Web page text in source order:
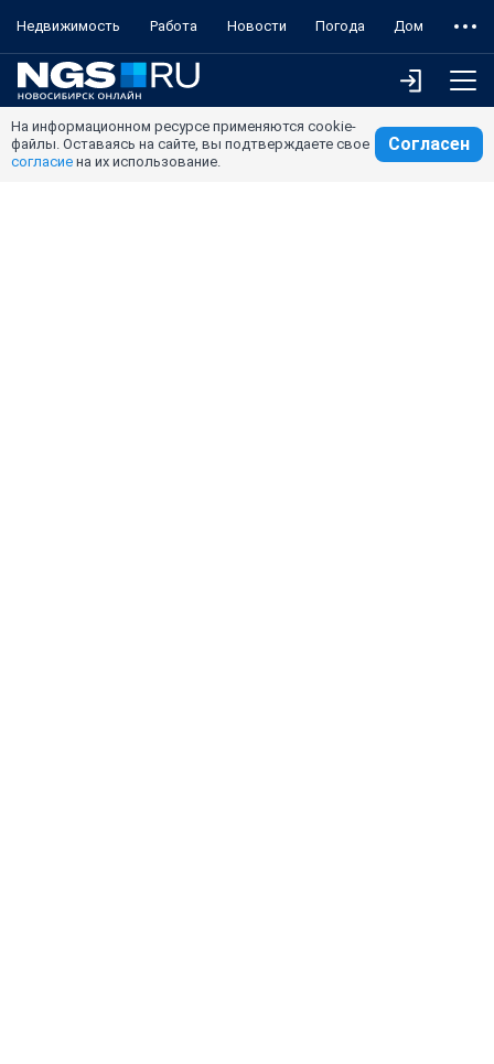
Недвижимость Работа Новости Погода Дом
На информационном ресурсе применяются cookie-
файлы. Оставаясь на сайте, вы подтверждаете свое
согласие на их использование.
Согласен